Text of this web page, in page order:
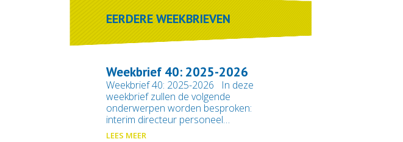
EERDERE WEEKBRIEVEN
Weekbrief 40: 2025-2026
Weekbrief 40: 2025-2026 In deze
weekbrief zullen de volgende
onderwerpen worden besproken:
interim directeur personeel…
LEES MEER